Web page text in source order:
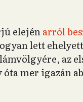
elejénarról
lett
az
mer igazán